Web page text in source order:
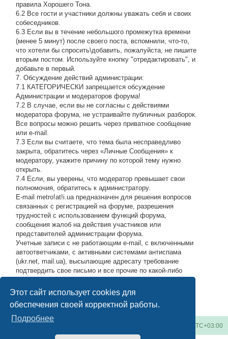
Этот сайт использует cookies для
обеспечения своей корректной работы.
Подробнее
правила Хорошего Тона.
6.2 Все гости и участники должны уважать себя и своих
собеседников.
6.3 Если вы в течение небольшого промежутка времени
(менее 5 минут) после своего поста, вспомнили, что-то,
что хотели бы спросить\добавить, пожалуйста, не пишите
вторым постом. Используйте кнопку "отредактировать", и
добавьте в первый.
7. Обсуждение действий администрации:
7.1 КАТЕГОРИЧЕСКИ запрещается обсуждение
Администрации и модераторов форума!
7.2 В случае, если вы не согласны с действиями
модератора форума, не устраивайте публичных разборок.
Все вопросы можно решить через приватное сообщение
или e-mail.
7.3 Если вы считаете, что тема была несправедливо
закрыта, обратитесь через «Личные Сообщения» к
модератору, укажите причину по которой тему нужно
открыть.
7.4 Если, вы уверены, что модератор превышает свои
полномочия, обратитесь к администратору.
E-mail metro!at!i.ua предназначен для решения вопросов
связанных с регистрацией на форуме, разрешения
трудностей с использованием функций форума,
сообщения жалоб на действия участников или
представителей администрации форума.
Учетные записи с не работающим e-mail, с включенными
автоответчиками, с активными системами антиспама
(ukr.net, mail.ua), высылающие адресату требование
подтвердить свое письмо и все прочие по какой-либо
высылающие мусор на адрес администрации, будут
блокироваться по усмотрению администратора.
UTC+03:00